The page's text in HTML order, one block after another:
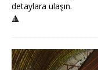
detaylara ulaşın.
🔺